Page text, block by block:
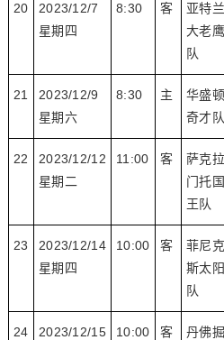
20
2023/12/7
星期四
8:30 客
亚特兰
大老鹰
队
21
2023/12/9
星期六
8:30 主
华盛顿
奇才队
22
2023/12/12
星期二
11:00 客
萨克拉
门托国
王队
23
2023/12/14
星期四
10:00 客
菲尼克
斯太阳
队
24
2023/12/15
10:00 客
丹佛掘